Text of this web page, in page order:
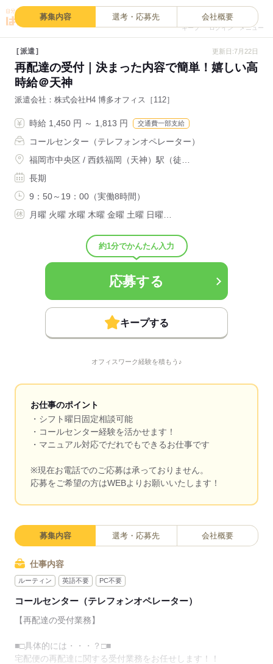
キープ ログイン メニュー
募集内容 選考・応募先 会社概要
派遣 更新日:7月22日
再配達の受付｜決まった内容で簡単！嬉しい高
時給＠天神
派遣会社 株式会社H4 博多オフィス［112］
時給 1,450 円 ～ 1,813 円 交通費一部支給
コールセンター（テレフォンオペレーター）
福岡市中央区 / 西鉄福岡（天神）駅（徒…
長期
9：50～19：00（実働8時間）
月曜 火曜 水曜 木曜 金曜 土曜 日曜…
約1分でかんたん入力
応募する
キープする
オフィスワーク経験を積もう♪
お仕事のポイント
・シフト曜日固定相談可能
・コールセンター経験を活かせます！
・マニュアル対応でだれでもできるお仕事です
※現在お電話でのご応募は承っておりません。
応募をご希望の方はWEBよりお願いいたします！
募集内容 選考・応募先 会社概要
仕事内容
ルーティン 英語不要 PC不要
コールセンター（テレフォンオペレーター）
【再配達の受付業務】
■□具体的には・・・？□■
宅配便の再配達に関する受付業務をお任せします！！